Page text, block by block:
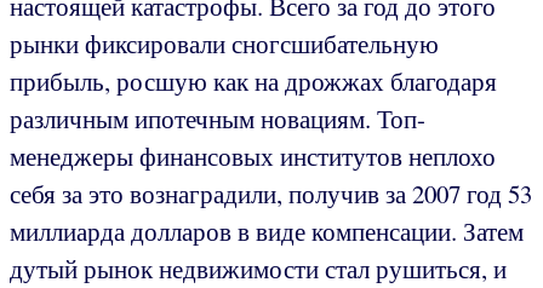
рынки фиксировали сногсшибательную
прибыль, росшую как на дрожжах благодаря
различным ипотечным новациям. Топ-
менеджеры финансовых институтов неплохо
себя за это вознаградили, получив за 2007 год 53
миллиарда долларов в виде компенсации. Затем
дутый рынок недвижимости стал рушиться, и